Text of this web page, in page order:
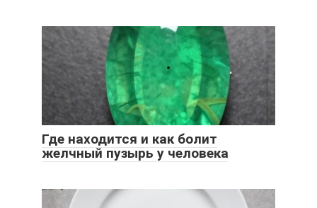
Где находится и как болит
желчный пузырь у человека